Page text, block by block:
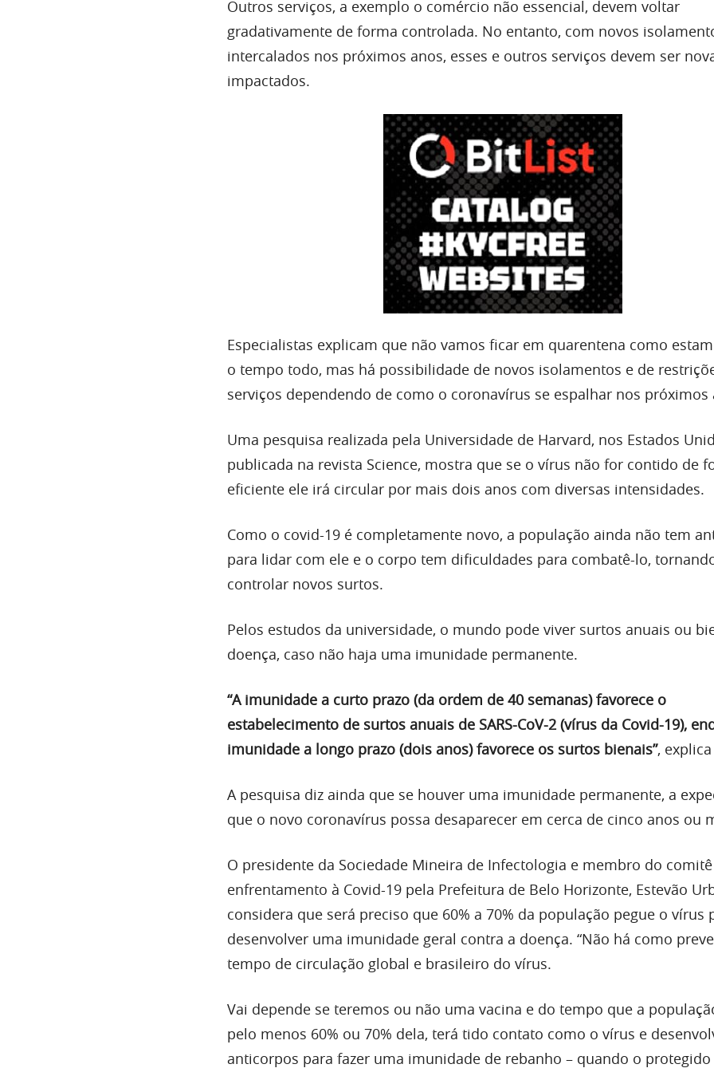
Outros serviços, a exemplo o comércio não essencial, devem voltar
gradativamente de forma controlada. No entanto, com novos
intercalados nos próximos anos, esses e outros serviços devem ser
impactados.
Especialistas explicam que não vamos ficar em quarentena como
o tempo todo, mas há possibilidade de novos isolamentos e de
serviços dependendo de como o coronavírus se espalhar nos próximos
Uma pesquisa realizada pela Universidade de Harvard, nos Estados
publicada na revista Science, mostra que se o vírus não for contido de
eficiente ele irá circular por mais dois anos com diversas intensidades.
Como o covid-19 é completamente novo, a população ainda não tem
para lidar com ele e o corpo tem dificuldades para combatê-lo,
controlar novos surtos.
Pelos estudos da universidade, o mundo pode viver surtos anuais ou
doença, caso não haja uma imunidade permanente.
“A imunidade a curto prazo (da ordem de 40 semanas) favorece o
estabelecimento de surtos anuais de SARS-CoV-2 (vírus da Covid-19),
imunidade a longo prazo (dois anos) favorece os surtos bienais”,
A pesquisa diz ainda que se houver uma imunidade permanente, a
que o novo coronavírus possa desaparecer em cerca de cinco anos ou
O presidente da Sociedade Mineira de Infectologia e membro do
enfrentamento à Covid-19 pela Prefeitura de Belo Horizonte, Estevão
considera que será preciso que 60% a 70% da população pegue o vírus
desenvolver uma imunidade geral contra a doença. “Não há como
tempo de circulação global e brasileiro do vírus.
Vai depende se teremos ou não uma vacina e do tempo que a
pelo menos 60% ou 70% dela, terá tido contato como o vírus e
anticorpos para fazer uma imunidade de rebanho – quando o